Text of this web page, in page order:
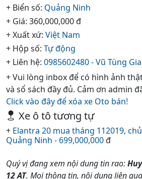
+ Biển số: Quảng Ninh
+ Giá: 360,000,000 đ
+ Xuất xứ: Việt Nam
+ Hộp số: Tự động
+ Liên hệ: 0985602480 - Vũ Tùng
+ Vui lòng inbox để có hình ảnh
và sổ sách đầy đủ. Cảm ơn admin
Click vào đây để xóa xe Oto bán!
Xe ô tô tương tự
+ Elantra 20 mua tháng 112019,
Quảng Ninh - 699,000,000đ
Quý vị đang xem nội dung tin rao:
12 AT. Mọi thông tin, nội dung liên